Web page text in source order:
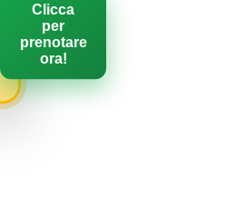
Clicca
per
prenotare
ora!